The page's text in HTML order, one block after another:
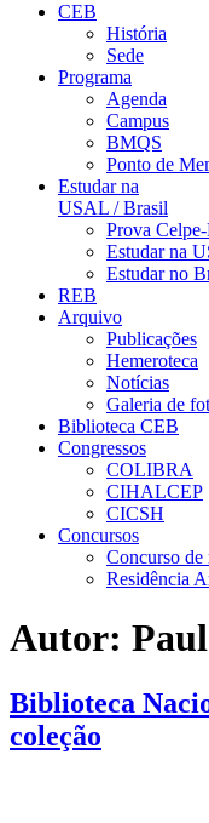
CEB
História
Sede
Programa
Agenda
Campus
BMQS
Ponto de
Estudar na
USAL / Brasil
Prova
Estudar na
Estudar no
REB
Arquivo
Publicações
Hemeroteca
Notícias
Galeria de
Biblioteca CEB
Congressos
COLIBRA
CIHALCEP
CICSH
Concursos
Concurso de
Residência
Autor:
Biblioteca
coleção